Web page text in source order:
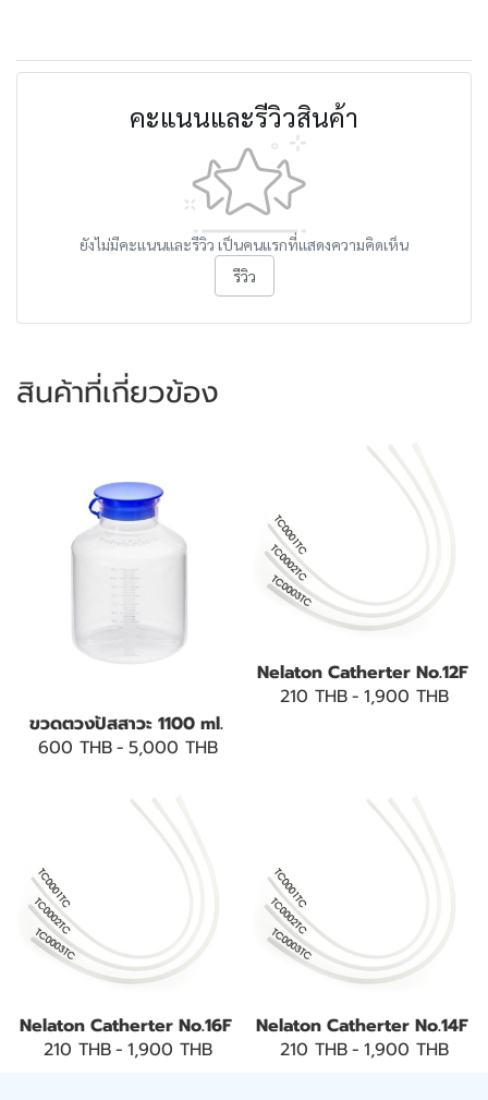
คะแนนและรีวิวสินค้า
ยังไม่มีคะแนนและรีวิว เป็นคนแรกที่แสดงความคิดเห็น
รีวิว
สินค้าที่เกี่ยวข้อง
ขวดตวงปัสสาวะ 1100 ml.
600 THB- 5,000 THB
Nelaton Catherter No.12F
210 THB- 1,900 THB
Nelaton Catherter No.16F
210 THB- 1,900 THB
Nelaton Catherter No.14F
210 THB- 1,900 THB